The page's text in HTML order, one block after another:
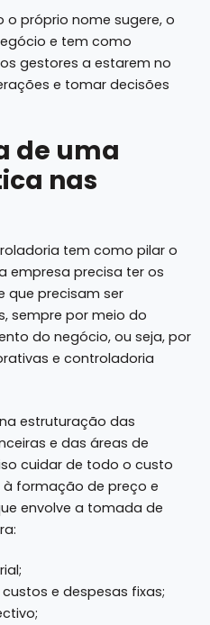
próprio nome sugere, o
e tem como
gestores a estarem no
e tomar decisões
de uma
nas
tem como pilar o
empresa precisa ter os
que precisam ser
sempre por meio do
do negócio, ou seja, por
e controladoria
estruturação das
e das áreas de
cuidar de todo o custo
formação de preço e
envolve a tomada de
e despesas fixas;